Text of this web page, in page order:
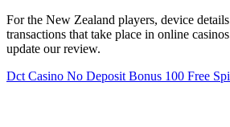
For the New Zealand players, device
transactions that take place in online
update our review.
Dct Casino No Deposit Bonus 100 Free